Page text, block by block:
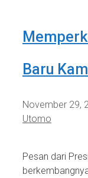
Baru
November 29,
Utomo
Pesan dari